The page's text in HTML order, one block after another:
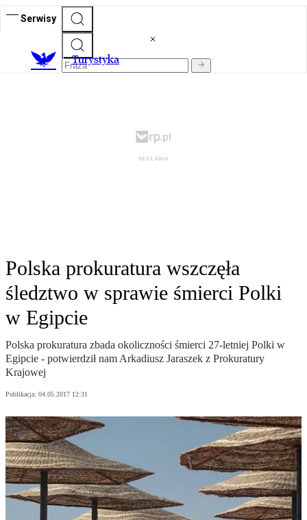
Serwisy
Turystyka
Polska prokuratura wszczęła
śledztwo w sprawie śmierci Polki
w Egipcie
Polska prokuratura zbada okoliczności śmierci 27-letniej Polki w
Egipcie - potwierdził nam Arkadiusz Jaraszek z Prokuratury
Krajowej
Publikacja: 04.05.2017 12:31